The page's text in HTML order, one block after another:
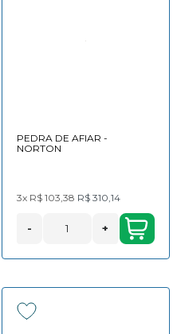
PEDRA DE AFIAR -
NORTON
3x R$ 103,38 R$ 310,14
- +